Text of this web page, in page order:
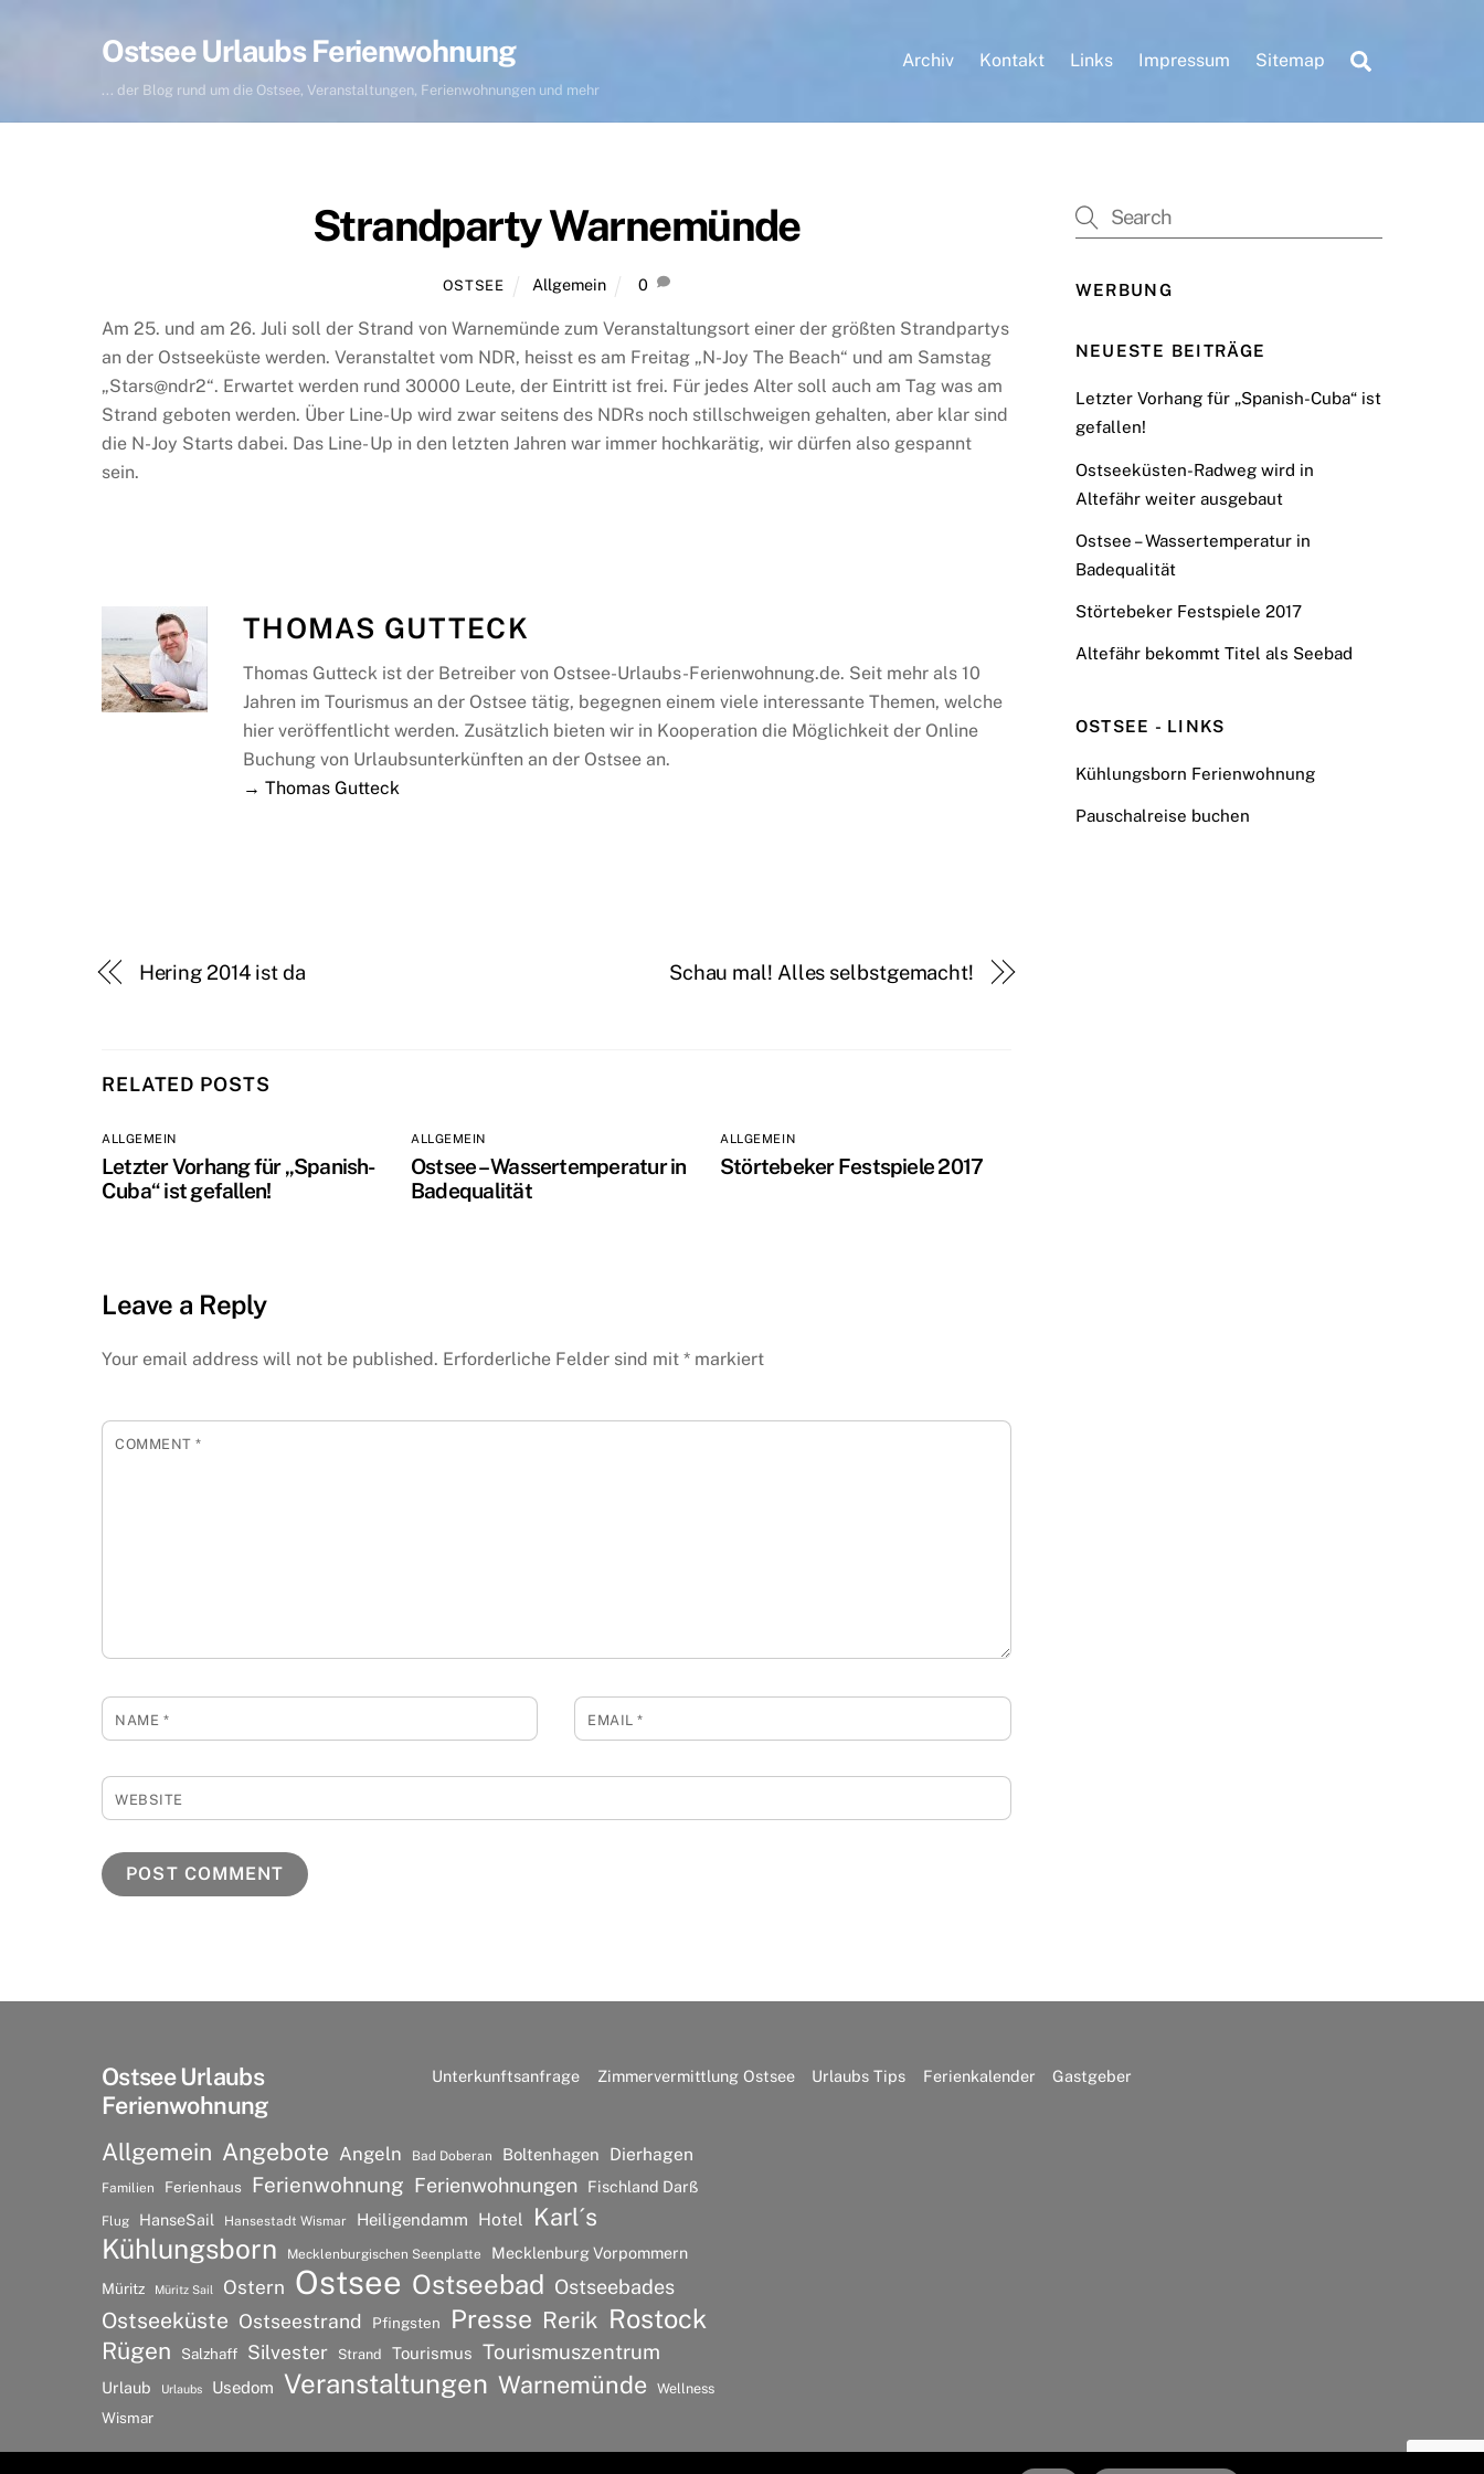
Ostsee Urlaubs Ferienwohnung
... der Blog rund um die Ostsee, Veranstaltungen, Ferienwohnungen und mehr
Archiv Kontakt Links Impressum Sitemap
Strandparty Warnemünde
OSTSEE Allgemein 0
Am 25. und am 26. Juli soll der Strand von Warnemünde zum Veranstaltungsort einer der größten Strandpartys
an der Ostseeküste werden. Veranstaltet vom NDR, heisst es am Freitag „N-Joy The Beach“ und am Samstag
„Stars@ndr2“. Erwartet werden rund 30000 Leute, der Eintritt ist frei. Für jedes Alter soll auch am Tag was am
Strand geboten werden. Über Line-Up wird zwar seitens des NDRs noch stillschweigen gehalten, aber klar sind
die N-Joy Starts dabei. Das Line- Up in den letzten Jahren war immer hochkarätig, wir dürfen also gespannt
sein.
THOMAS GUTTECK
Thomas Gutteck ist der Betreiber von Ostsee-Urlaubs-Ferienwohnung.de. Seit mehr als 10
Jahren im Tourismus an der Ostsee tätig, begegnen einem viele interessante Themen, welche
hier veröffentlicht werden. Zusätzlich bieten wir in Kooperation die Möglichkeit der Online
Buchung von Urlaubsunterkünften an der Ostsee an.
→ Thomas Gutteck
Hering 2014 ist da Schau mal! Alles selbstgemacht!
RELATED POSTS
ALLGEMEIN
Letzter Vorhang für „Spanish-
Cuba“ ist gefallen!
ALLGEMEIN
Ostsee – Wassertemperatur in
Badequalität
ALLGEMEIN
Störtebeker Festspiele 2017
Leave a Reply
Your email address will not be published. Erforderliche Felder sind mit * markiert
COMMENT*
NAME * EMAIL*
WEBSITE
WERBUNG
NEUESTE BEITRÄGE
Letzter Vorhang für „Spanish-Cuba“ ist
gefallen!
Ostseeküsten-Radweg wird in
Altefähr weiter ausgebaut
Ostsee – Wassertemperatur in
Badequalität
Störtebeker Festspiele 2017
Altefähr bekommt Titel als Seebad
OSTSEE - LINKS
Kühlungsborn Ferienwohnung
Pauschalreise buchen
Ostsee Urlaubs
Ferienwohnung
Unterkunftsanfrage Zimmervermittlung Ostsee Urlaubs Tips Ferienkalender Gastgeber
Allgemein Angebote Angeln Bad Doberan Boltenhagen Dierhagen
Familien Ferienhaus Ferienwohnung Ferienwohnungen Fischland Darß
Flug HanseSail Hansestadt Wismar Heiligendamm Hotel Karl´s
Kühlungsborn Mecklenburgischen Seenplatte Mecklenburg Vorpommern
Müritz Müritz Sail Ostern Ostsee Ostseebad Ostseebades
Ostseeküste Ostseestrand Pfingsten Presse Rerik Rostock
Rügen Salzhaff Silvester Strand Tourismus Tourismuszentrum
Urlaub Urlaubs Usedom Veranstaltungen Warnemünde Wellness
Wismar